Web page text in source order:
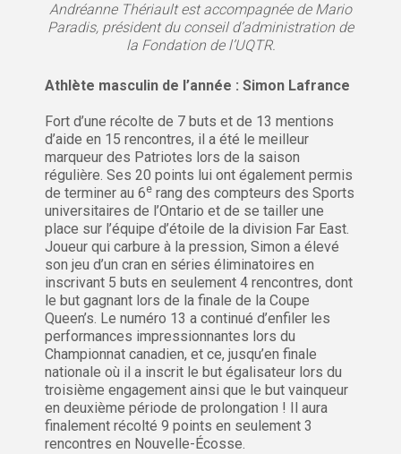
Andréanne Thériault est accompagnée de Mario
Paradis, président du conseil d’administration de
la Fondation de l’UQTR.
Athlète masculin de l’année : Simon Lafrance
Fort d’une récolte de 7 buts et de 13 mentions
d’aide en 15 rencontres, il a été le meilleur
marqueur des Patriotes lors de la saison
régulière. Ses 20 points lui ont également permis
de terminer au 6e rang des compteurs des Sports
universitaires de l’Ontario et de se tailler une
place sur l’équipe d’étoile de la division Far East.
Joueur qui carbure à la pression, Simon a élevé
son jeu d’un cran en séries éliminatoires en
inscrivant 5 buts en seulement 4 rencontres, dont
le but gagnant lors de la finale de la Coupe
Queen’s. Le numéro 13 a continué d’enfiler les
performances impressionnantes lors du
Championnat canadien, et ce, jusqu’en finale
nationale où il a inscrit le but égalisateur lors du
troisième engagement ainsi que le but vainqueur
en deuxième période de prolongation ! Il aura
finalement récolté 9 points en seulement 3
rencontres en Nouvelle-Écosse.